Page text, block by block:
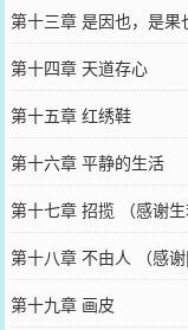
第十三章 是因也，是果
第十四章 天道存心
第十五章 红绣鞋
第十六章 平静的生活
第十七章 招揽 （感谢生
第十八章 不由人 （感谢
第十九章 画皮